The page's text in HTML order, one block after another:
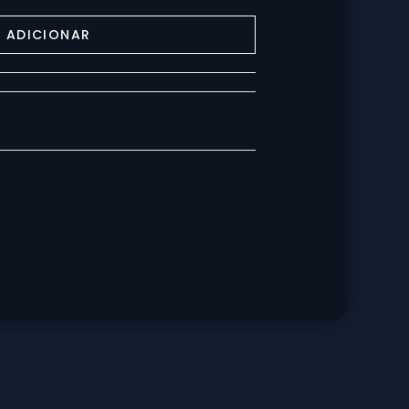
ADICIONAR